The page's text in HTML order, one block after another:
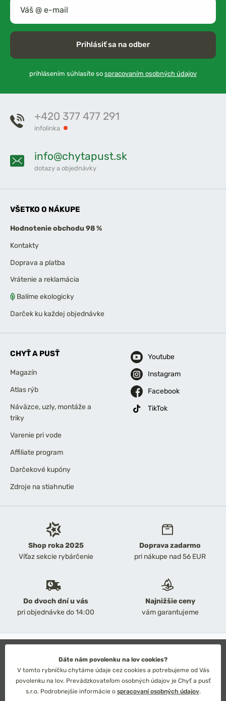
Prihlásiť sa na odber
prihlásením súhlasíte so spracovaním osobných údajov
Shop roka 2025
Víťaz sekcie rybárčenie
Doprava zadarmo
pri nákupe nad 56 EUR
Do dvoch dní u vás
pri objednávke do 14:00
Najnižšie ceny
vám garantujeme
+420 377 477 291
infolinka
info@chytapust.sk
dotazy a objednávky
VŠETKO O NÁKUPE
Hodnotenie obchodu 98 %
Kontakty
Doprava a platba
Vrátenie a reklamácia
Balíme ekologicky
Darček ku každej objednávke
CHYŤ A PUSŤ
Magazín
Atlas rýb
Náväzce, uzly, montáže a
triky
Varenie pri vode
Affiliate program
Darčekové kupóny
Zdroje na stiahnutie
Youtube
Instagram
Facebook
TikTok
Obchodné podmienky
Ochrana osobných údajov
Technické riešenie: Simplia s.r.o.
Strategický dizajn: Petr Široký
Dáte nám povolenku na lov cookies?
V tomto rybníčku chytáme údaje cez cookies a potrebujeme od Vás
povolenku na lov. Prevádzkovateľom osobných údajov je Chyť a pusť
s.r.o. Podrobnejšie informácie o spracovaní osobných údajov.